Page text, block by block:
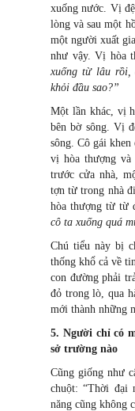
xuống nước. Vị
lòng và sau một
một người xuất
như vậy. Vị hòa
xuống từ lâu rồi,
khỏi đầu sao?”
Một lần khác, vị
bên bờ sông. Vị
sông. Cô gái
vị hòa thượng
trước cửa nhà,
tợn từ trong nhà
hòa thượng từ từ
cô ta xuống quá
Chú tiểu này bị
thống khổ cả về
con đường phải
đỏ trong lò, qua
mới thành những
5. Người chỉ có
sở trường nào
Cũng giống như
chuột: “Thời đại
năng cũng không